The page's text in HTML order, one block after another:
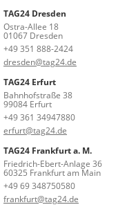
TAG24 Dresden
Ostra-Allee 18
01067 Dresden
+49 351 888-2424
dresden@tag24.de
TAG24 Erfurt
Bahnhofstraße 38
99084 Erfurt
+49 361 34947880
erfurt@tag24.de
TAG24 Frankfurt a. M.
Friedrich-Ebert-Anlage 36
60325 Frankfurt am Main
+49 69 348750580
frankfurt@tag24.de